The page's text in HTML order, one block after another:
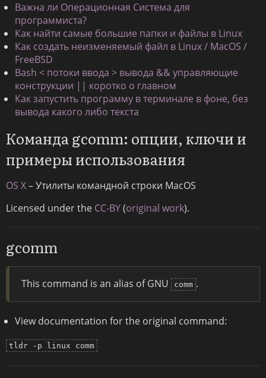
Важна ли Операционная Система для
программиста?
Как найти самые большие папки и файлы в Linux
Как создать неизменяемый файл в Linux / MacOS /
FreeBSD
Bash < потоки ввода > вывода && управляющие
конструкции || коротко о главном
Как запустить программу в терминале в фоне, без
вывода какого либо текста
Команда gcomm: опции, ключи и
примеры использования
OS X– Утилиты командной строки MacOS
Licensed under the CC-BY(original work).
gcomm
This command is an alias of GNU comm .
View documentation for the original command:
tldr -p linux comm